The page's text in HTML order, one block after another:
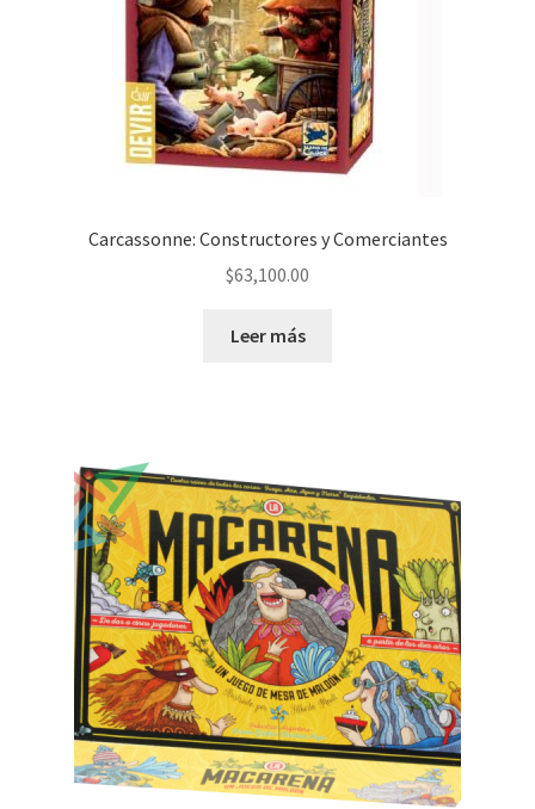
Carcassonne: Constructores y Comerciantes
$63,100.00
Leer más